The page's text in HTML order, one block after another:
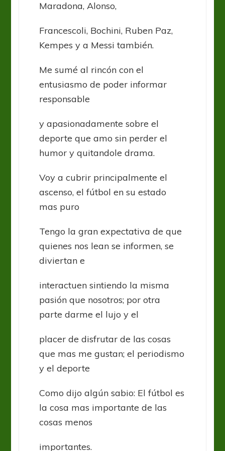
Maradona, Alonso,
Francescoli, Bochini, Ruben Paz,
Kempes y a Messi también.
Me sumé al rincón con el
entusiasmo de poder informar
responsable
y apasionadamente sobre el
deporte que amo sin perder el
humor y quitandole drama.
Voy a cubrir principalmente el
ascenso, el fútbol en su estado
mas puro
Tengo la gran expectativa de que
quienes nos lean se informen, se
diviertan e
interactuen sintiendo la misma
pasión que nosotros; por otra
parte darme el lujo y el
placer de disfrutar de las cosas
que mas me gustan; el periodismo
y el deporte
Como dijo algún sabio: El fútbol es
la cosa mas importante de las
cosas menos
importantes.